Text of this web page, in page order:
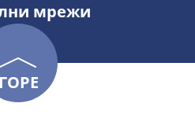
мрежи
ГОРЕ